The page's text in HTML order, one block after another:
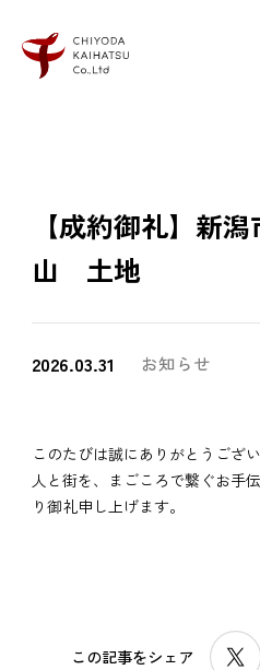
【成約御礼】新
山 土地
2026.03.31 お知らせ
このたびは誠にありがとうござい
人と街を、まごころで繋ぐお手
り御礼申し上げます。
この記事をシェア